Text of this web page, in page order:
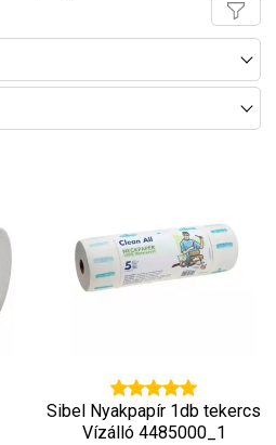
Sibel Nyakpapír 1db tekercs
Vízálló 4485000_1